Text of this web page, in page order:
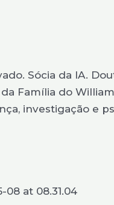
Sócia da IA.
Família do
investigação e